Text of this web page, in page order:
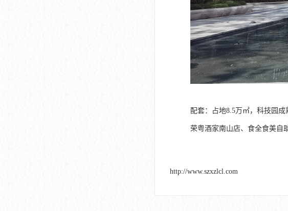
配套：占地8.5万㎡，科技园
荣粤酒家南山店、食全食美自
http://www.szxzlcl.com